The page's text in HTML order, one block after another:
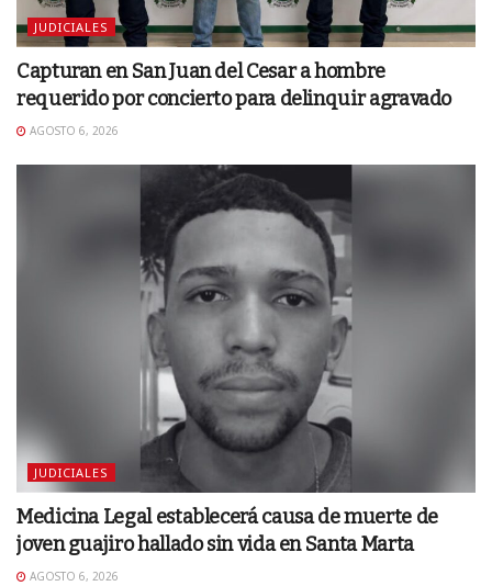
JUDICIALES
Capturan en San Juan del Cesar a hombre
requerido por concierto para delinquir agravado
AGOSTO 6, 2026
JUDICIALES
Medicina Legal establecerá causa de muerte de
joven guajiro hallado sin vida en Santa Marta
AGOSTO 6, 2026